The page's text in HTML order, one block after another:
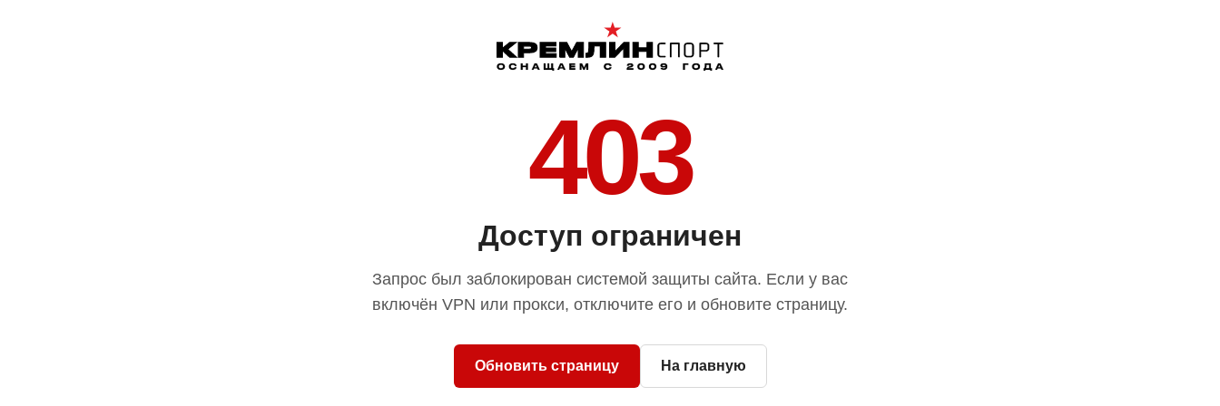
403
Доступ ограничен
Запрос был заблокирован системой защиты сайта. Если у вас
включён VPN или прокси, отключите его и обновите страницу.
Обновить страницу На главную